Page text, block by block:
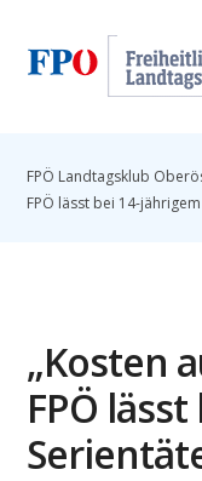
FPÖ Landtagsklub
FPÖ lässt bei 14-
„Kosten
FPÖ